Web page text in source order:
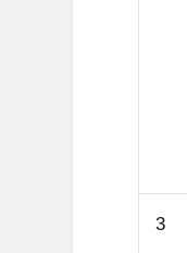
33.